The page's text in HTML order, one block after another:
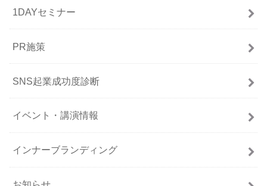
1DAYセミナー
PR施策
SNS起業成功度診断
イベント・講演情報
インナーブランディング